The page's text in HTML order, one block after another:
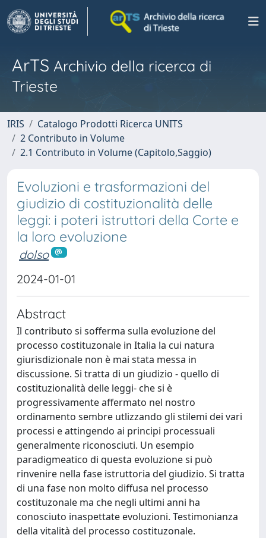
ArTS Archivio della ricerca di
Trieste
IRIS
Catalogo Prodotti Ricerca UNITS
2 Contributo in Volume
2.1 Contributo in Volume (Capitolo,Saggio)
Evoluzioni e trasformazioni del
giudizio di costituzionalità delle
leggi: i poteri istruttori della Corte e
la loro evoluzione
dolso
2024-01-01
Abstract
Il contributo si sofferma sulla evoluzione del
processo costituzonale in Italia la cui natura
giurisdizionale non è mai stata messa in
discussione. Si tratta di un giudizio - quello di
costituzionalità delle leggi- che si è
progressivamente affermato nel nostro
ordinamento sembre utlizzando gli stilemi dei vari
processi e attingendo ai principi processuali
generalmente riconosciuti. Un esempio
paradigmeatico di questa evoluzione si può
rinvenire nella fase istruttoria del giudizio. Si tratta
di una fase non molto diffusa nel processo
costituzonale ma che negli ultimi anni ha
conosciuto inaspettate evoluzioni. Testimonianza
della vitalità del processo costituzonale.